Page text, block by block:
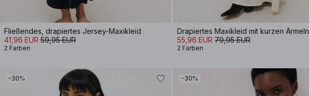
Fließendes, drapiertes Jersey-Maxikleid
41,96 EUR 59,95 EUR
2 Farben
Drapiertes Maxikleid mit kurzen Ärmeln
55,96 EUR 79,95 EUR
2 Farben
-30% -30%